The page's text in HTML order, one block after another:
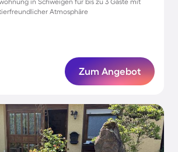
Atmosphäre
Zum Angebot